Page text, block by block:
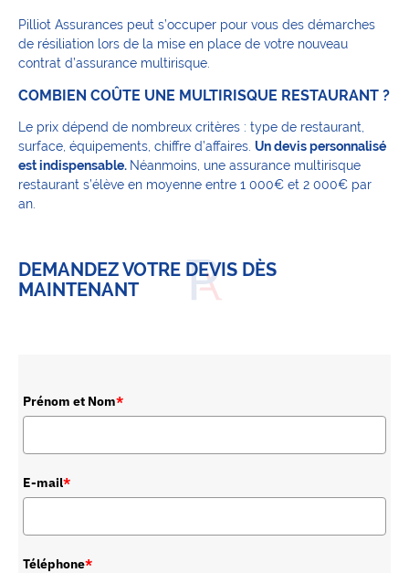
Pilliot Assurances peut s’occuper pour vous des démarches
de résiliation lors de la mise en place de votre nouveau
contrat d’assurance multirisque.
COMBIEN COÛTE UNE MULTIRISQUE RESTAURANT ?
Le prix dépend de nombreux critères : type de restaurant,
surface, équipements, chiffre d’affaires. Un devis personnalisé
est indispensable. Néanmoins, une assurance multirisque
restaurant s’élève en moyenne entre 1 000€ et 2 000€ par
an.
DEMANDEZ VOTRE DEVIS DÈS
MAINTENANT
Prénom et Nom*
E-mail*
Téléphone*